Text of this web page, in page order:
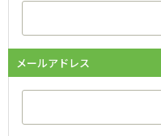
メールアドレス